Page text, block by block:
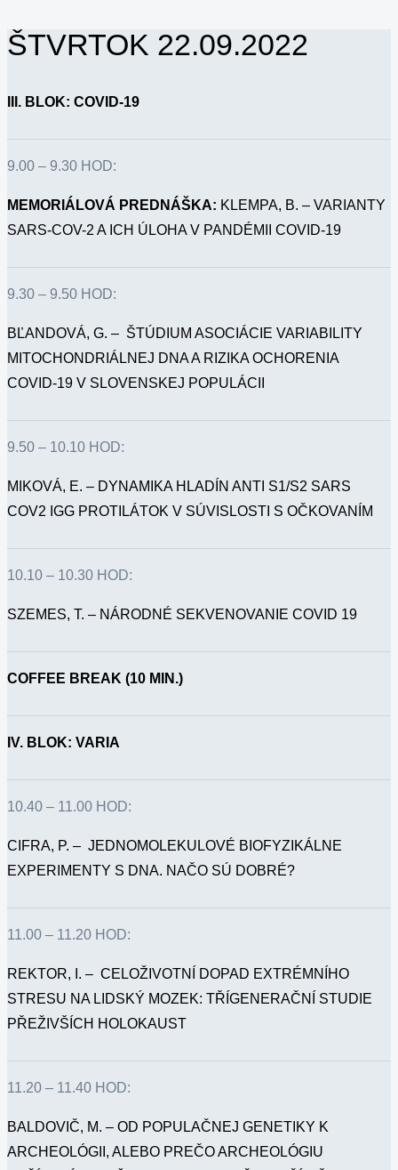
ŠTVRTOK 22.09.2022
III. BLOK: COVID-19
9.00 – 9.30 HOD:
MEMORIÁLOVÁ PREDNÁŠKA: KLEMPA, B. – VARIANTY
SARS-COV-2 A ICH ÚLOHA V PANDÉMII COVID-19
9.30 – 9.50 HOD:
BĽANDOVÁ, G. – ŠTÚDIUM ASOCIÁCIE VARIABILITY
MITOCHONDRIÁLNEJ DNA A RIZIKA OCHORENIA
COVID-19 V SLOVENSKEJ POPULÁCII
9.50 – 10.10 HOD:
MIKOVÁ, E. – DYNAMIKA HLADÍN ANTI S1/S2 SARS
COV2 IGG PROTILÁTOK V SÚVISLOSTI S OČKOVANÍM
10.10 – 10.30 HOD:
SZEMES, T. – NÁRODNÉ SEKVENOVANIE COVID 19
COFFEE BREAK (10 MIN.)
IV. BLOK: VARIA
10.40 – 11.00 HOD:
CIFRA, P. – JEDNOMOLEKULOVÉ BIOFYZIKÁLNE
EXPERIMENTY S DNA. NAČO SÚ DOBRÉ?
11.00 – 11.20 HOD:
REKTOR, I. – CELOŽIVOTNÍ DOPAD EXTRÉMNÍHO
STRESU NA LIDSKÝ MOZEK: TŘÍGENERAČNÍ STUDIE
PŘEŽIVŠÍCH HOLOKAUST
11.20 – 11.40 HOD:
BALDOVIČ, M. – OD POPULAČNEJ GENETIKY K
ARCHEOLÓGII, ALEBO PREČO ARCHEOLÓGIU